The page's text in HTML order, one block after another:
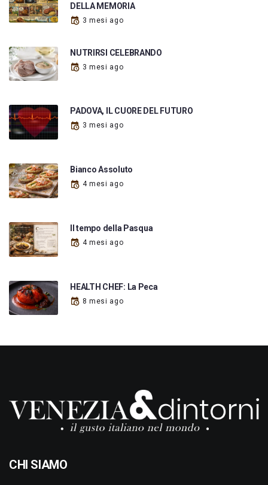
DELLA MEMORIA
3 mesi ago
NUTRIRSI CELEBRANDO
3 mesi ago
PADOVA, IL CUORE DEL FUTURO
3 mesi ago
Bianco Assoluto
4 mesi ago
Il tempo della Pasqua
4 mesi ago
HEALTH CHEF: La Peca
8 mesi ago
CHI SIAMO